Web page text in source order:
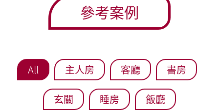
參考案例
All 主人房 客廳 書房
玄關 睡房 飯廳